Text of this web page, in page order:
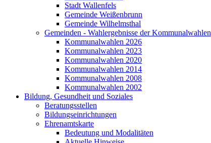
Stadt Wallenfels
Gemeinde Weißenbrunn
Gemeinde Wilhelmsthal
Gemeinden - Wahlergebnisse der Kommunalwahlen
Kommunalwahlen 2026
Kommunalwahlen 2023
Kommunalwahlen 2020
Kommunalwahlen 2014
Kommunalwahlen 2008
Kommunalwahlen 2002
Bildung, Gesundheit und Soziales
Beratungsstellen
Bildungseinrichtungen
Ehrenamtskarte
Bedeutung und Modalitäten